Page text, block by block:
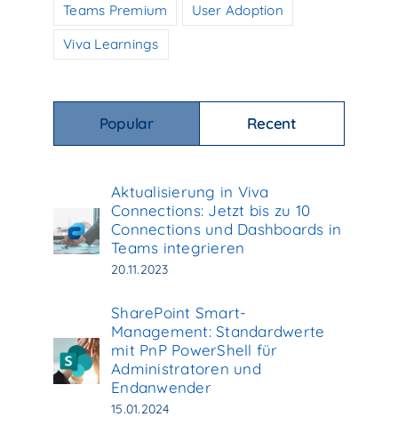
Teams Premium
User Adoption
Viva Learnings
Popular Recent
Aktualisierung in Viva
Connections: Jetzt bis zu 10
Connections und Dashboards in
Teams integrieren
20.11.2023
SharePoint Smart-
Management: Standardwerte
mit PnP PowerShell für
Administratoren und
Endanwender
15.01.2024